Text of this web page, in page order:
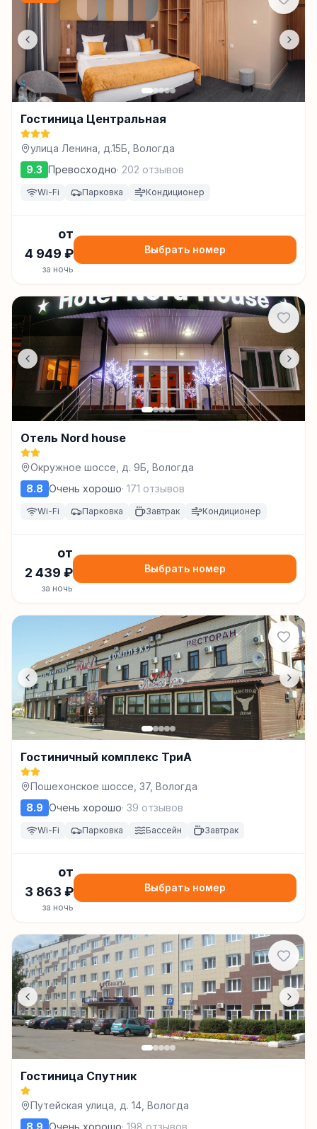
Гостиница Центральная
улица Ленина, д.15Б, Вологда
9.3 Превосходно· 202 отзывов
Wi-Fi Парковка Кондиционер
от
4 949 ₽
за ночь
Выбрать номер
Отель Nord house
Окружное шоссе, д. 9Б, Вологда
8.8 Очень хорошо· 171 отзывов
Wi-Fi Парковка Завтрак Кондиционер
от
2 439 ₽
за ночь
Выбрать номер
Гостиничный комплекс ТриА
Пошехонское шоссе, 37, Вологда
8.9 Очень хорошо· 39 отзывов
Wi-Fi Парковка Бассейн Завтрак
от
3 863 ₽
за ночь
Выбрать номер
Гостиница Спутник
Путейская улица, д. 14, Вологда
8.9 Очень хорошо· 198 отзывов